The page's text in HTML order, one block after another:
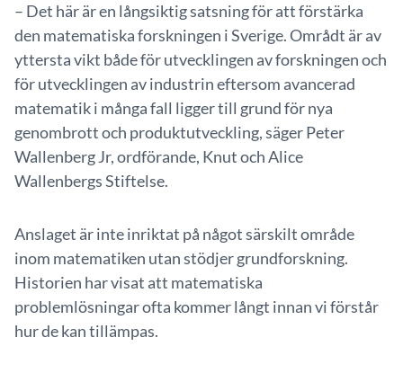
– Det här är en långsiktig satsning för att förstärka
den matematiska forskningen i Sverige. Områdt är av
yttersta vikt både för utvecklingen av forskningen och
för utvecklingen av industrin eftersom avancerad
matematik i många fall ligger till grund för nya
genombrott och produktutveckling, säger Peter
Wallenberg Jr, ordförande, Knut och Alice
Wallenbergs Stiftelse.
Anslaget är inte inriktat på något särskilt område
inom matematiken utan stödjer grundforskning.
Historien har visat att matematiska
problemlösningar ofta kommer långt innan vi förstår
hur de kan tillämpas.